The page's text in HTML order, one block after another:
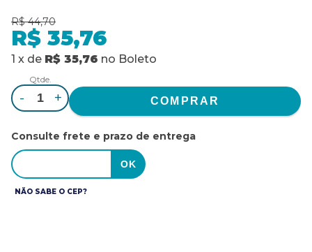
R$ 44,70
R$ 35,76
1 x de R$ 35,76 no Boleto
Qtde.
- +
Consulte frete e prazo de entrega
NÃO SABE O CEP?